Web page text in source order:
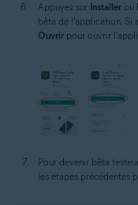
Appuyez sur Installer ou
bêta de l'application. Si
Ouvrir pour ouvrir
Pour devenir bêta
les étapes précédentes